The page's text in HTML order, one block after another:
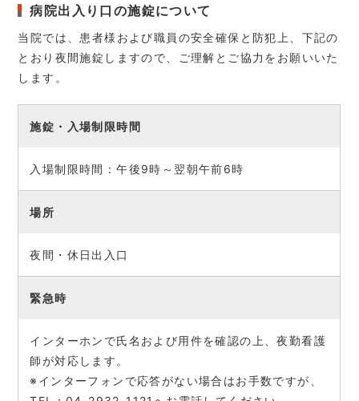
病院出入り口の施錠について
当院では、患者様および職員の安全確保と防犯上、下記の
とおり夜間施錠しますので、ご理解とご協力をお願いいた
します。
施錠・入場制限時間
入場制限時間：午後9時～翌朝午前6時
場所
夜間・休日出入口
緊急時
インターホンで氏名および用件を確認の上、夜勤看護
師が対応します。
※インターフォンで応答がない場合はお手数ですが、